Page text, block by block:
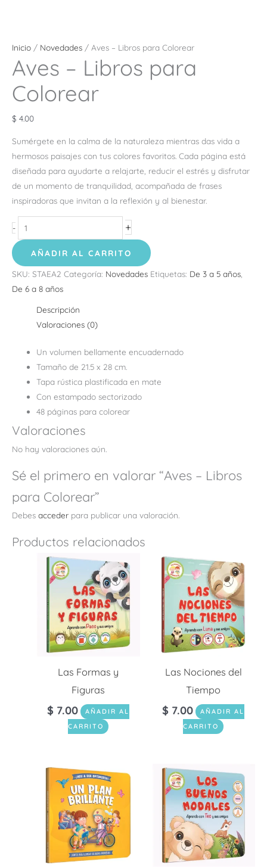
Inicio / Novedades / Aves – Libros para Colorear
Aves – Libros para
Colorear
$ 4.00
Sumérgete en la calma de la naturaleza mientras das vida a
hermosos paisajes con tus colores favoritos. Cada página está
diseñada para ayudarte a relajarte, reducir el estrés y disfrutar
de un momento de tranquilidad, acompañada de frases
inspiradoras que invitan a la reflexión y al bienestar.
- +
AÑADIR AL CARRITO
SKU: STAEA2 Categoría: Novedades Etiquetas: De 3 a 5 años,
De 6 a 8 años
Descripción
Valoraciones (0)
Un volumen bellamente encuadernado
Tamaño de 21.5 x 28 cm.
Tapa rústica plastificada en mate
Con estampado sectorizado
48 páginas para colorear
Valoraciones
No hay valoraciones aún.
Sé el primero en valorar “Aves – Libros
para Colorear”
Debes acceder para publicar una valoración.
Productos relacionados
Las Formas y
Figuras
$ 7.00
AÑADIR AL
CARRITO
Las Nociones del
Tiempo
$ 7.00
AÑADIR AL
CARRITO